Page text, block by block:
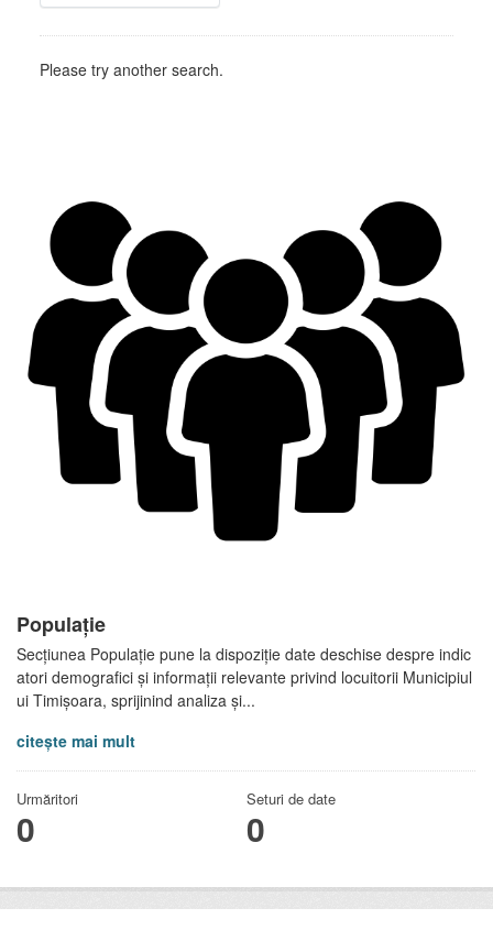
Populație
Secțiunea Populație pune la dispoziție date deschise despre indic
atori demografici și informații relevante privind locuitorii Municipiul
ui Timișoara, sprijinind analiza și...
citește mai mult
Urmăritori
0
Seturi de date
0
Please try another search.